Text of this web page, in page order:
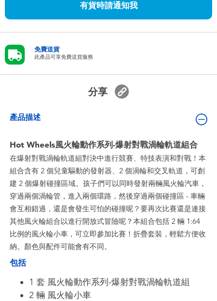
任天堂 Switch
電池
盲盒
生活精品
有貨時請通知我
免費送貨
此產品可享免費送貨服務
分享
產品描述
Hot Wheels風火輪動作系列-爆射對戰渦輪軌道組合
在爆射對戰渦輪軌道組對決中進行競賽、特技表演和對戰！本
組合含有 2 個兒童驅動的發射器、2 個渦輪和交叉軌道，可創
建 2 個爆射碰撞區域。孩子們可以同時發射兩輛風火輪汽車，
穿過兩個渦輪管，進入兩個環路，然後穿過兩個碰撞區 - 車輛
會互相錯過，還是會發生可怕的碰撞呢？要再次比賽還是連接
其他風火輪組合以進行開放式冒險呢？本組合包括 2 輛 1:64
比例的風火輪小車，可立即參加比賽！折疊套裝，輕鬆方便收
納。顏色與配件可能會有不同。
包括
1 套 風火輪動作系列-爆射對戰渦輪軌道組
2 輛 風火輪小車